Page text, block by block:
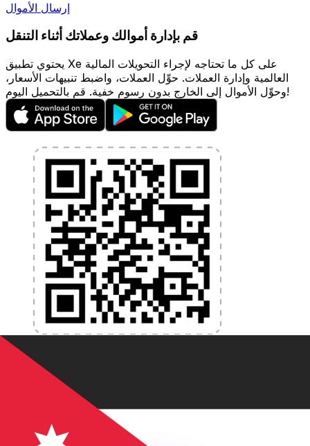
إرسال الأموال
قم بإدارة أموالك وعملاتك أثناء التنقل
يحتوي تطبيق Xe على كل ما تحتاجه لإجراء التحويلات المالية
العالمية وإدارة العملات. حوِّل العملات، واضبط تنبيهات الأسعار،
وحوِّل الأموال إلى الخارج بدون رسوم خفية. قم بالتحميل اليوم!